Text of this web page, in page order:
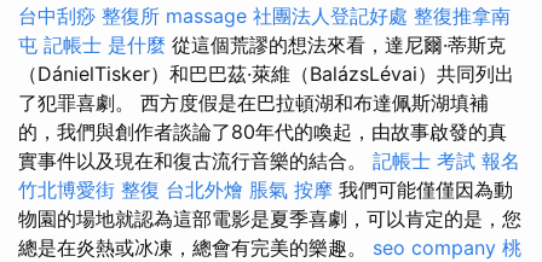
台中刮痧 整復所 massage 社團法人登記好處 整復推拿南
屯 記帳士 是什麼 從這個荒謬的想法來看，達尼爾·蒂斯克
（DánielTisker）和巴巴茲·萊維（BalázsLévai）共同列出
了犯罪喜劇。 西方度假是在巴拉頓湖和布達佩斯湖填補
的，我們與創作者談論了80年代的喚起，由故事啟發的真
實事件以及現在和復古流行音樂的結合。 記帳士 考試 報名
竹北博愛街 整復 台北外燴 脹氣 按摩 我們可能僅僅因為動
物園的場地就認為這部電影是夏季喜劇，可以肯定的是，您
總是在炎熱或冰凍，總會有完美的樂趣。 seo company 桃